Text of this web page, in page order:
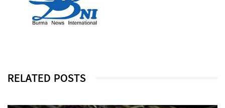
RELATED POSTS